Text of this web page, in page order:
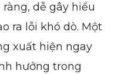
dễ gây hiểu
ra lỗi khó dò. Một
xuất hiện ngay
hưởng trong